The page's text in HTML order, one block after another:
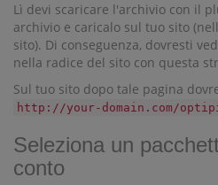
Lì devi scaricare l'archivio con il
archivio e caricalo sul tuo sito
sito). Di conseguenza, dovresti
nella radice del sito con questa
Sul tuo sito dopo tale pagina
http://your-domain.com/
Seleziona un
conto